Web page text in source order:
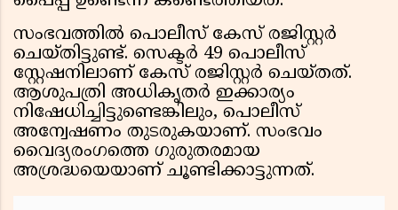
സംഭവത്തില്‍ പൊലീസ് കേസ് രജിസ്റ്റര്‍
ചെയ്തിട്ടുണ്ട്. സെക്ടര്‍ 49 പൊലീസ്
സ്റ്റേഷനിലാണ് കേസ് രജിസ്റ്റര്‍ ചെയ്തത്.
ആശുപത്രി അധികൃതര്‍ ഇക്കാര്യം
നിഷേധിച്ചിട്ടുണ്ടെങ്കിലും, പൊലീസ്
അന്വേഷണം തുടരുകയാണ്. സംഭവം
വൈദ്യരംഗത്തെ ഗുരുതരമായ
അശ്രദ്ധയെയാണ് ചൂണ്ടിക്കാട്ടുന്നത്.